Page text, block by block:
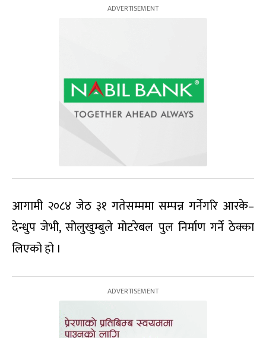
आगामी २०८४ जेठ ३१ गतेसम्ममा सम्पन्न गर्नेगरि आरके–
देन्धुप जेभी, सोलुखुम्बुले मोटरेबल पुल निर्माण गर्ने ठेक्का
लिएको हो ।